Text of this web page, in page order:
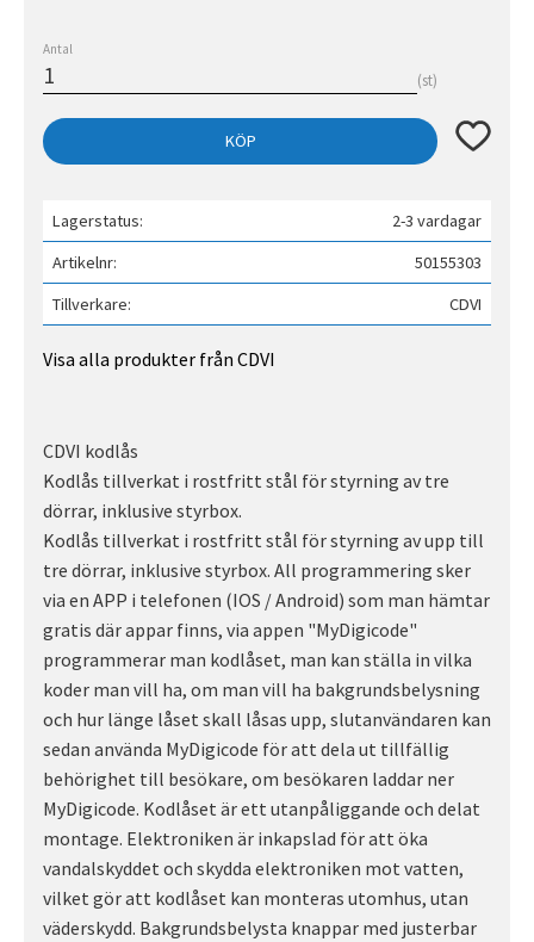
Antal
st
KÖP Lägg till
Lagerstatus
2-3 vardagar
Artikelnr
50155303
Tillverkare
CDVI
Visa alla produkter från CDVI
CDVI kodlås
Kodlås tillverkat i rostfritt stål för styrning av tre
dörrar, inklusive styrbox.
Kodlås tillverkat i rostfritt stål för styrning av upp till
tre dörrar, inklusive styrbox. All programmering sker
via en APP i telefonen (IOS / Android) som man hämtar
gratis där appar finns, via appen "MyDigicode"
programmerar man kodlåset, man kan ställa in vilka
koder man vill ha, om man vill ha bakgrundsbelysning
och hur länge låset skall låsas upp, slutanvändaren kan
sedan använda MyDigicode för att dela ut tillfällig
behörighet till besökare, om besökaren laddar ner
MyDigicode. Kodlåset är ett utanpåliggande och delat
montage. Elektroniken är inkapslad för att öka
vandalskyddet och skydda elektroniken mot vatten,
vilket gör att kodlåset kan monteras utomhus, utan
väderskydd. Bakgrundsbelysta knappar med justerbar